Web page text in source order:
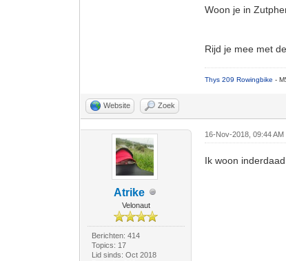
Woon je in
Rijd je mee met
Thys 209 Rowingbike-
Website Zoek
Atrike
Velonaut
Berichten: 414
Topics: 17
Lid sinds: Oct 2018
16-Nov-2018, 09:44 AM
Ik woon